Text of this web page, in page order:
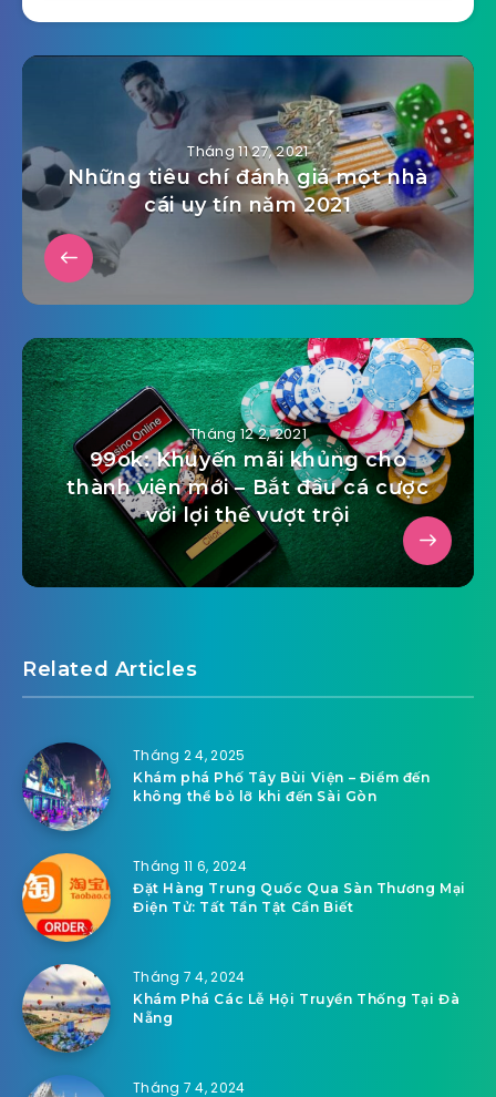
Tháng 11 27, 2021
Những tiêu chí đánh giá một nhà
cái uy tín năm 2021
Tháng 12 2, 2021
99ok: Khuyến mãi khủng cho
thành viên mới – Bắt đầu cá cược
với lợi thế vượt trội
Related Articles
Tháng 2 4, 2025
Khám phá Phố Tây Bùi Viện – Điểm đến
không thể bỏ lỡ khi đến Sài Gòn
Tháng 11 6, 2024
Đặt Hàng Trung Quốc Qua Sàn Thương Mại
Điện Tử: Tất Tần Tật Cần Biết
Tháng 7 4, 2024
Khám Phá Các Lễ Hội Truyền Thống Tại Đà
Nẵng
Tháng 7 4, 2024